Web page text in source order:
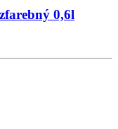
0,6l